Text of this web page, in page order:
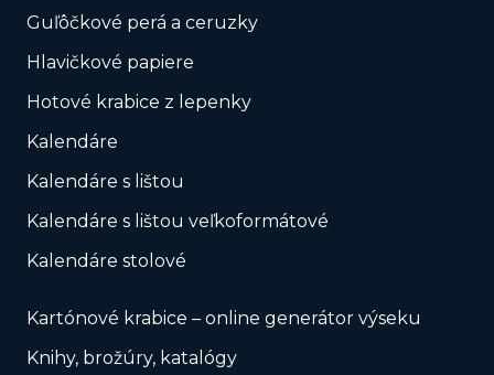
Guľôčkové perá a ceruzky
Hlavičkové papiere
Hotové krabice z lepenky
Kalendáre
Kalendáre s lištou
Kalendáre s lištou veľkoformátové
Kalendáre stolové
Kartónové krabice – online generátor výseku
Knihy, brožúry, katalógy